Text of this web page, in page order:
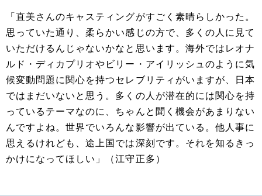
「直美さんのキャスティングがすごく素晴らしかった。
思っていた通り、柔らかい感じの方で、多くの人に見て
いただけるんじゃないかなと思います。海外ではレオナ
ルド・ディカプリオやビリー・アイリッシュのように気
候変動問題に関心を持つセレブリティがいますが、日本
ではまだいないと思う。多くの人が潜在的には関心を持
っているテーマなのに、ちゃんと聞く機会があまりない
んですよね。世界でいろんな影響が出ている。他人事に
思えるけれども、途上国では深刻です。それを知るきっ
かけになってほしい」（江守正多）